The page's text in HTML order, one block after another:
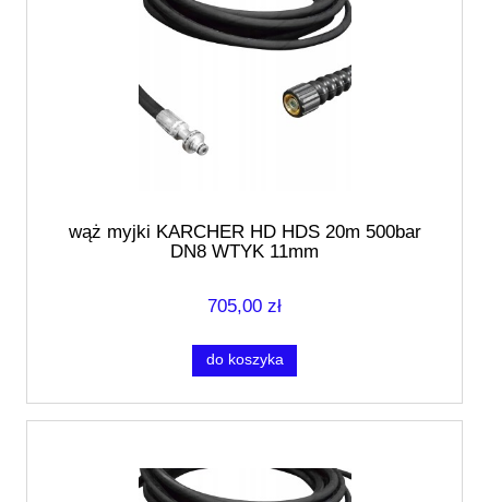
wąż myjki KARCHER HD HDS 20m 500bar
DN8 WTYK 11mm
705,00 zł
do koszyka